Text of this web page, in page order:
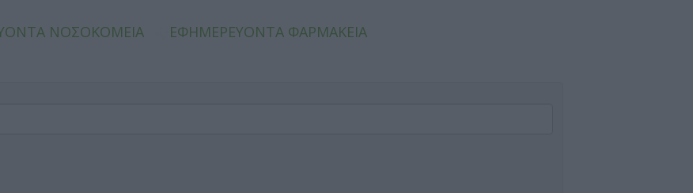
ΝΟΣΟΚΟΜΕΙΑ ΕΦΗΜΕΡΕΥΟΝΤΑ ΦΑΡΜΑΚΕΙΑ